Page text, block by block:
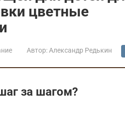
цветные
Автор: Александр Редькин
за шагом?